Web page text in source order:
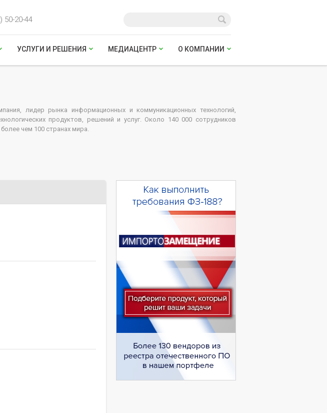
50-20-44
О КОМПАНИИ
МЕДИАЦЕНТР
УСЛУГИ И РЕШЕНИЯ
лидер рынка информационных и коммуникационных технологий,
продуктов, решений и услуг. Около 140 000 сотрудников
чем 100 странах мира.